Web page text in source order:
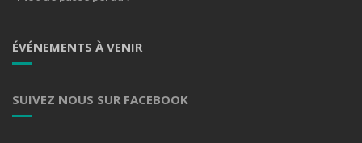
ÉVÉNEMENTS À VENIR
SUIVEZ NOUS SUR FACEBOOK